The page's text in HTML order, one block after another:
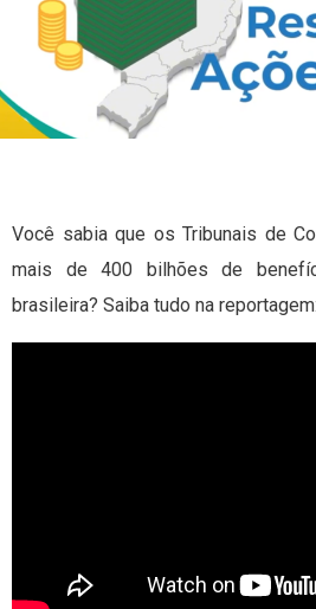
Você sabia que os Tribunais de
mais de 400 bilhões de
brasileira? Saiba tudo na reportagem: